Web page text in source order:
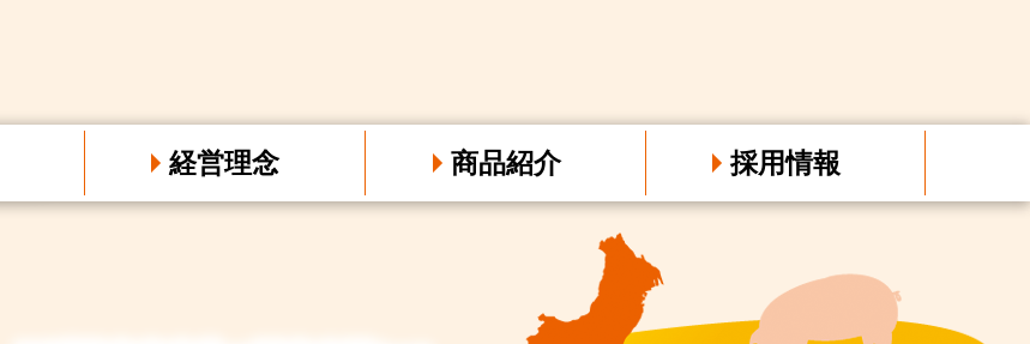
経営理念 商品紹介 採用情報